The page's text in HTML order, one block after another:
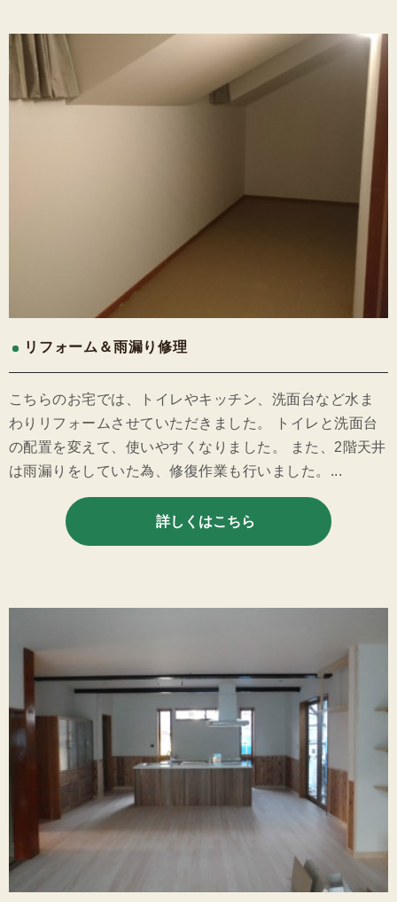
リフォーム＆雨漏り修理
こちらのお宅では、トイレやキッチン、洗面台など水ま
わりリフォームさせていただきました。 トイレと洗面台
の配置を変えて、使いやすくなりました。 また、2階天井
は雨漏りをしていた為、修復作業も行いました。...
詳しくはこちら